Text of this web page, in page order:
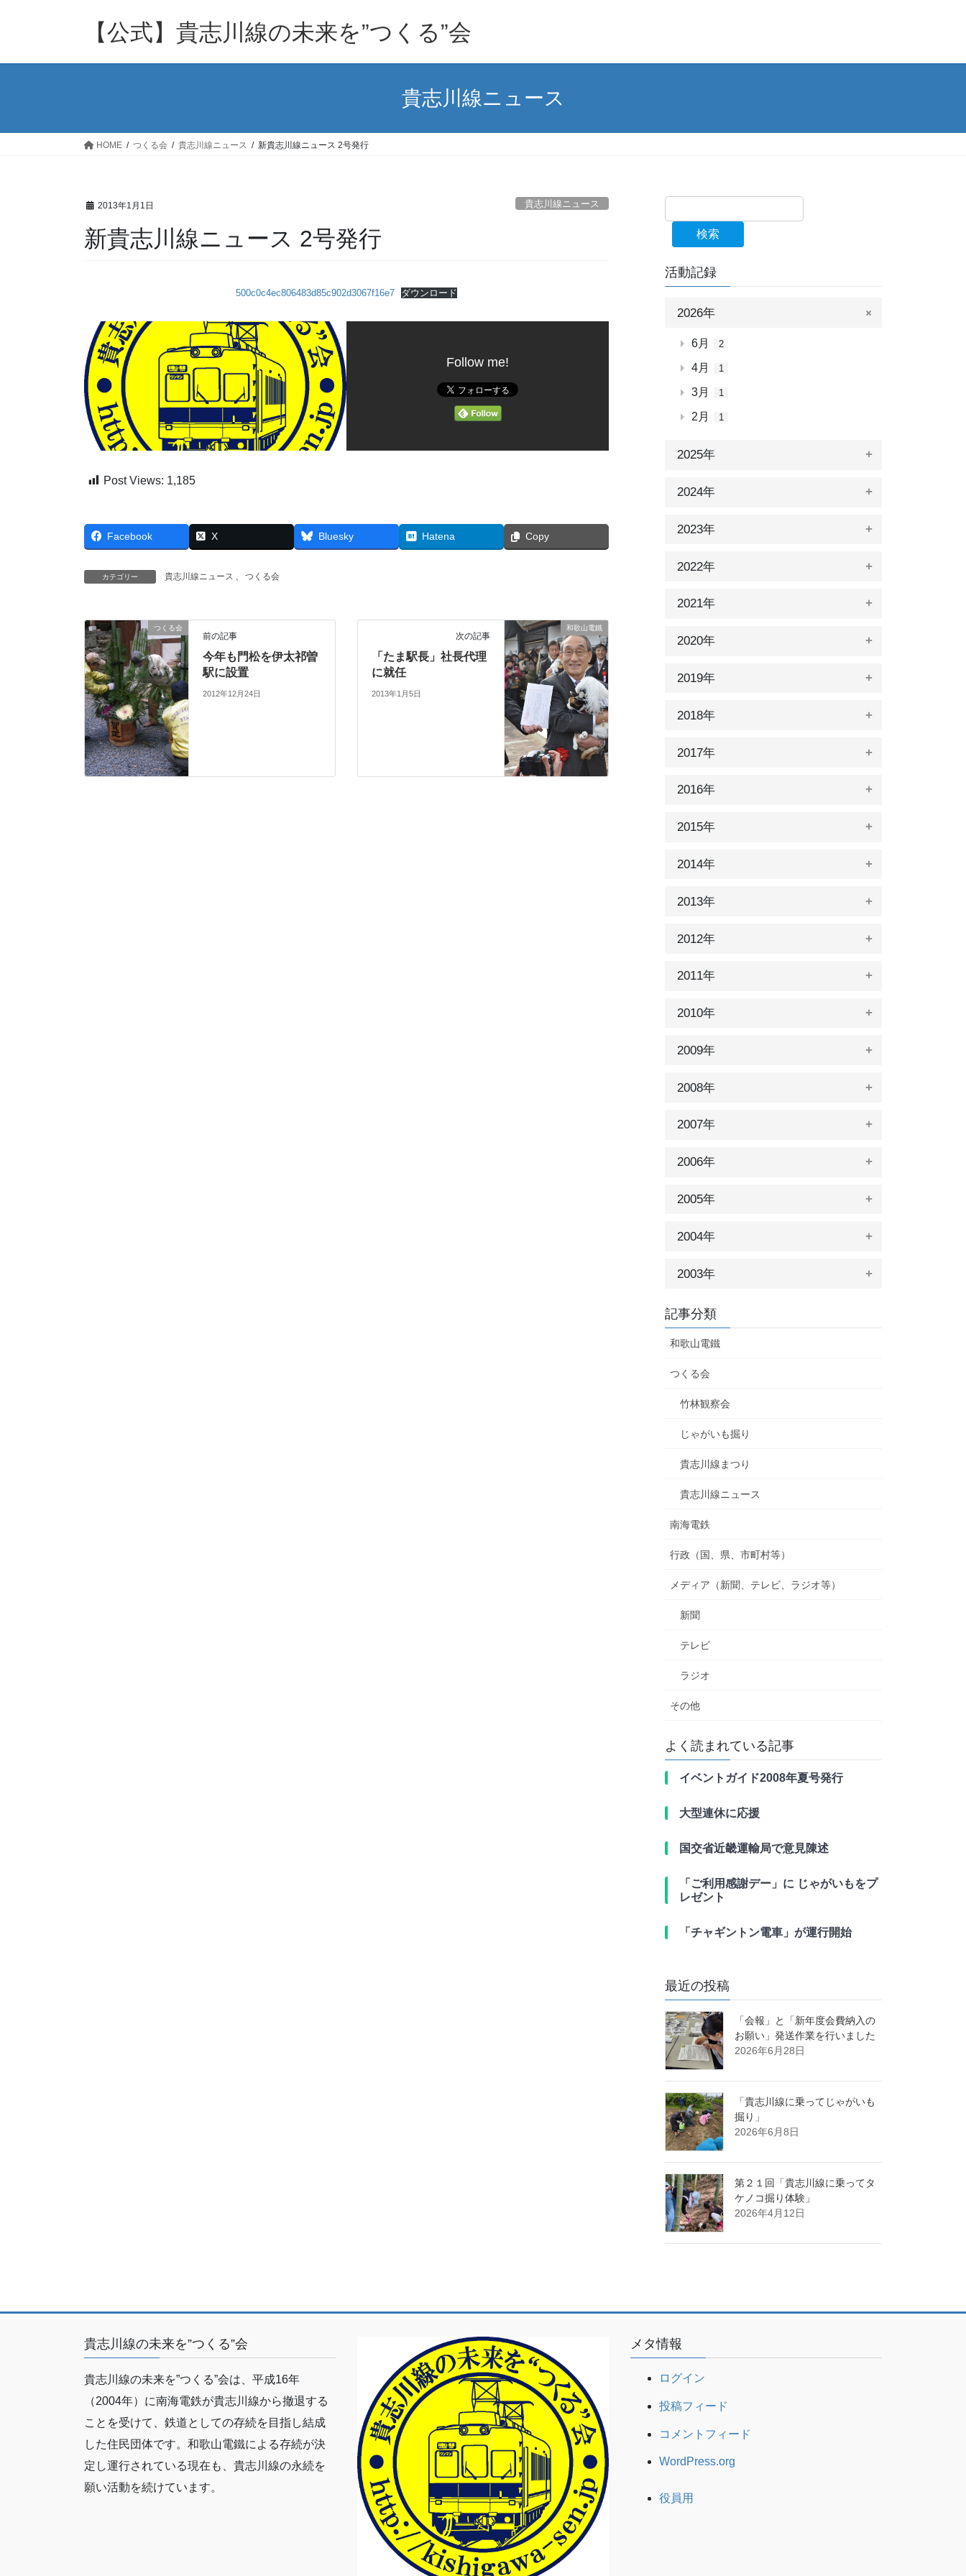
【公式】貴志川線の未来を”つくる”会
貴志川線ニュース
HOME つくる会 貴志川線ニュース 新貴志川線ニュース 2号発行
2013年1月1日 貴志川線ニュース
新貴志川線ニュース 2号発行
500c0c4ec806483d85c902d3067f16e7 ダウンロード
Follow me!
Post Views: 1,185
Facebook X Bluesky Hatena Copy
カテゴリー 貴志川線ニュース 、 つくる会
つくる会
前の記事
今年も門松を伊太祁曽
駅に設置
2012年12月24日
和歌山電鐵
次の記事
「たま駅長」社長代理
に就任
2013年1月5日
検索
活動記録
2026年
6月 2
4月 1
3月 1
2月 1
2025年
2024年
2023年
2022年
2021年
2020年
2019年
2018年
2017年
2016年
2015年
2014年
2013年
2012年
2011年
2010年
2009年
2008年
2007年
2006年
2005年
2004年
2003年
記事分類
和歌山電鐵
つくる会
竹林観察会
じゃがいも掘り
貴志川線まつり
貴志川線ニュース
南海電鉄
行政（国、県、市町村等）
メディア（新聞、テレビ、ラジオ等）
新聞
テレビ
ラジオ
その他
よく読まれている記事
イベントガイド2008年夏号発行
大型連休に応援
国交省近畿運輸局で意見陳述
「ご利用感謝デー」に じゃがいもをプ
レゼント
「チャギントン電車」が運行開始
最近の投稿
「会報」と「新年度会費納入の
お願い」発送作業を行いました
2026年6月28日
「貴志川線に乗ってじゃがいも
掘り」
2026年6月8日
第２１回「貴志川線に乗ってタ
ケノコ掘り体験」
2026年4月12日
貴志川線の未来を”つくる”会
貴志川線の未来を”つくる”会は、平成16年
（2004年）に南海電鉄が貴志川線から撤退する
ことを受けて、鉄道としての存続を目指し結成
した住民団体です。和歌山電鐵による存続が決
定し運行されている現在も、貴志川線の永続を
願い活動を続けています。
メタ情報
ログイン
投稿フィード
コメントフィード
WordPress.org
役員用